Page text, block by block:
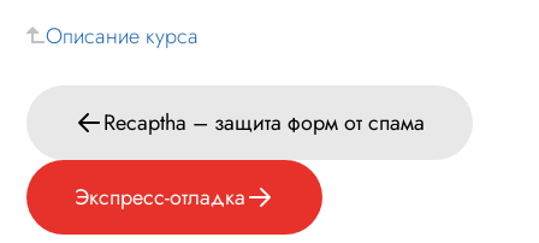
Формы и коммуникации
Экспресс-отладка
Дополнительные функции
Описание курса
Recaptha – защита форм от спама
Экспресс-отладка